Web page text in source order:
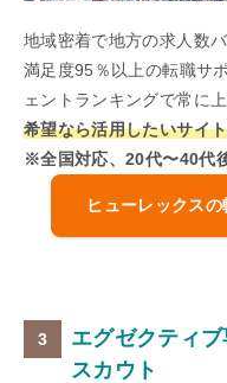
地域密着で地方の求人数
満足度95％以上の転職サ
ェントランキングで常に
希望なら活用したいサイト
※全国対応、20代〜40代
ヒューレックス
エグゼクティ
スカウト